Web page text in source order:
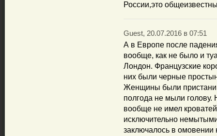
России,это
Guest, 20.07.2016 в 07:51
А в Европе после
вообще, как не было и
Лондон. Французские
них были черные
Женщины были
полгода не мыли
вообще не имел
исключительно
заключалось в омовении